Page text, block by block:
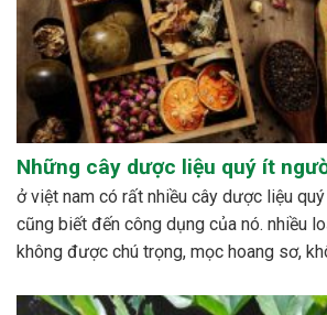
Những cây dược liệu quý ít
ở việt nam có rất nhiều cây dược liệu
cũng biết đến công dụng của nó. nhiều
không được chú trọng, mọc hoang sơ,